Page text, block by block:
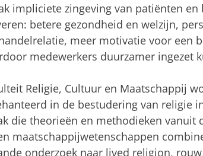
impliciete zingeving van patiënten en
betere gezondheid en welzijn,
meer motivatie voor een
medewerkers duurzamer ingezet
Religie, Cultuur en Maatschappij
in de bestudering van religie
die theorieën en methodieken vanuit
maatschappijwetenschappen
onderzoek naar lived religion,